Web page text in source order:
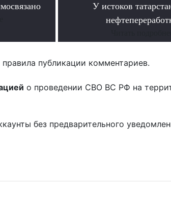
У истоков
публикации комментариев.
о проведении СВО ВС РФ на
без предварительного